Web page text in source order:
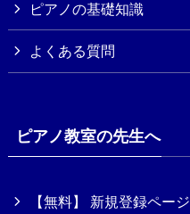
ピアノの基礎知識
よくある質問
ピアノ教室の先生へ
【無料】 新規登録ページ